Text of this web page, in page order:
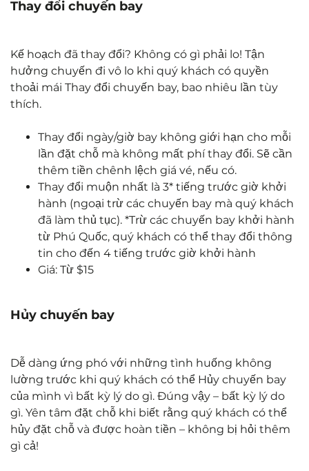
Thay đổi chuyến bay
Kế hoạch đã thay đổi? Không có gì phải lo! Tận
hưởng chuyến đi vô lo khi quý khách có quyền
thoải mái Thay đổi chuyến bay, bao nhiêu lần tùy
thích.
Thay đổi ngày/giờ bay không giới hạn cho mỗi
lần đặt chỗ mà không mất phí thay đổi. Sẽ cần
thêm tiền chênh lệch giá vé, nếu có.
Thay đổi muộn nhất là 3* tiếng trước giờ khởi
hành (ngoại trừ các chuyến bay mà quý khách
đã làm thủ tục). *Trừ các chuyến bay khởi hành
từ Phú Quốc, quý khách có thể thay đổi thông
tin cho đến 4 tiếng trước giờ khởi hành
Giá: Từ $15
Hủy chuyến bay
Dễ dàng ứng phó với những tình huống không
lường trước khi quý khách có thể Hủy chuyến bay
của mình vì bất kỳ lý do gì. Đúng vậy – bất kỳ lý do
gì. Yên tâm đặt chỗ khi biết rằng quý khách có thể
hủy đặt chỗ và được hoàn tiền – không bị hỏi thêm
gì cả!